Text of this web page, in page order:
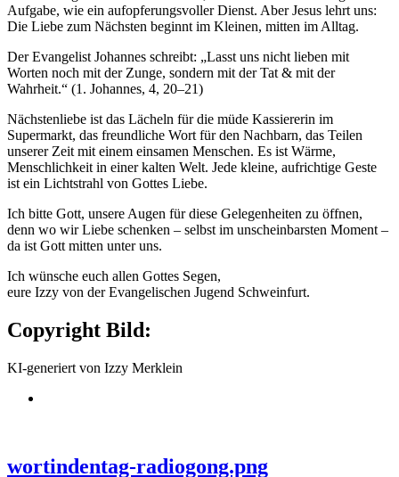
Aufgabe, wie ein aufopferungsvoller Dienst. Aber Jesus lehrt uns:
Die Liebe zum Nächsten beginnt im Kleinen, mitten im Alltag.
Der Evangelist Johannes schreibt: „Lasst uns nicht lieben mit
Worten noch mit der Zunge, sondern mit der Tat & mit der
Wahrheit.“ (1. Johannes, 4, 20–21)
Nächstenliebe ist das Lächeln für die müde Kassiererin im
Supermarkt, das freundliche Wort für den Nachbarn, das Teilen
unserer Zeit mit einem einsamen Menschen. Es ist Wärme,
Menschlichkeit in einer kalten Welt. Jede kleine, aufrichtige Geste
ist ein Lichtstrahl von Gottes Liebe.
Ich bitte Gott, unsere Augen für diese Gelegenheiten zu öffnen,
denn wo wir Liebe schenken – selbst im unscheinbarsten Moment –
da ist Gott mitten unter uns.
Ich wünsche euch allen Gottes Segen,
eure Izzy von der Evangelischen Jugend Schweinfurt.
Copyright Bild:
KI-generiert von Izzy Merklein
wortindentag-radiogong.png